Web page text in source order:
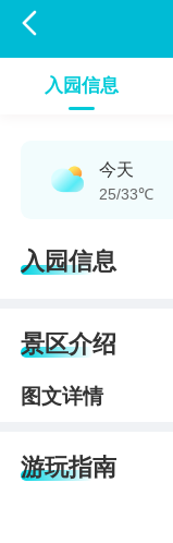

入园信息
今天
25/33℃
入园信息
景区介绍
图文详情
游玩指南